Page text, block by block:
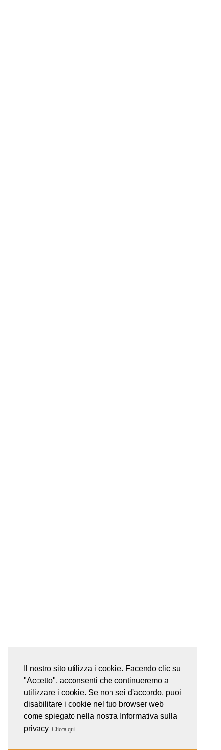
Il nostro sito utilizza i cookie. Facendo clic su
"Accetto", acconsenti che continueremo a
utilizzare i cookie. Se non sei d'accordo, puoi
disabilitare i cookie nel tuo browser web
come spiegato nella nostra Informativa sulla
privacy Clicca qui